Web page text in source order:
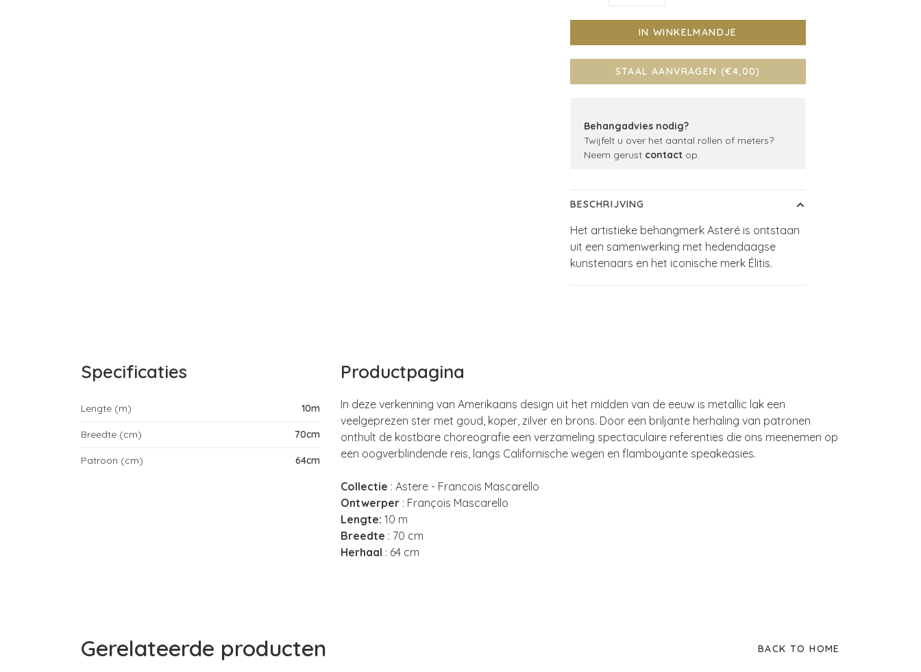
IN WINKELMANDJE
STAAL AANVRAGEN (€4,00)
Behangadvies nodig?
Twijfelt u over het aantal rollen of meters?
Neem gerust contactop.
BESCHRIJVING
Het artistieke behangmerk Asteré is ontstaan
uit een samenwerking met hedendaagse
kunstenaars en het iconische merk Élitis.
Specificaties
Lengte (m) 10m
Breedte (cm) 70cm
Patroon (cm) 64cm
Productpagina
In deze verkenning van Amerikaans design uit het midden van de eeuw is metallic lak een
veelgeprezen ster met goud, koper, zilver en brons. Door een briljante herhaling van patronen
onthult de kostbare choreografie een verzameling spectaculaire referenties die ons meenemen op
een oogverblindende reis, langs Californische wegen en flamboyante speakeasies.
Collectie : Astere - Francois Mascarello
Ontwerper : François Mascarello
Lengte: 10 m
Breedte : 70 cm
Herhaal : 64 cm
Gerelateerde producten BACK TO HOME